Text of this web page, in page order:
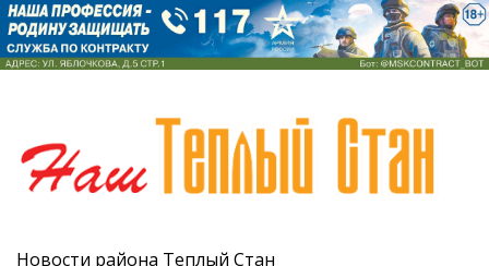
Новости района Теплый Стан